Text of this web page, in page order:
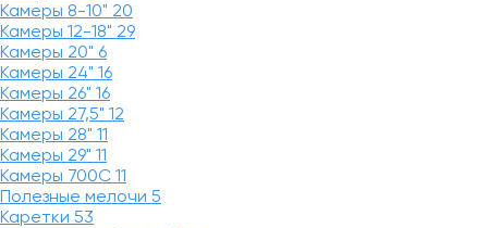
Камеры 8-10" 20
Камеры 12-18" 29
Камеры 20" 6
Камеры 24" 16
Камеры 26" 16
Камеры 27,5" 12
Камеры 28" 11
Камеры 29" 11
Камеры 700C 11
Полезные мелочи 5
Каретки 53